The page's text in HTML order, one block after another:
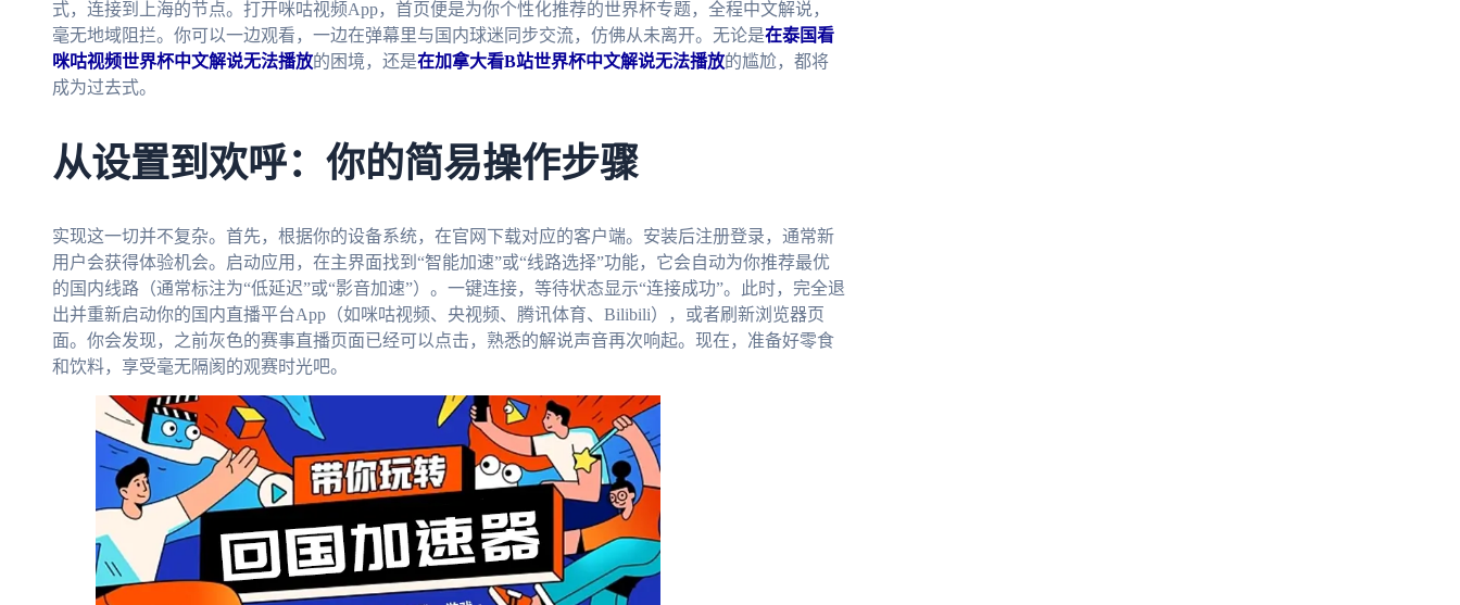
式，连接到上海的节点。打开咪咕视频App，首页便是为你个性化推荐的世界杯专题，全程中文解说，
毫无地域阻拦。你可以一边观看，一边在弹幕里与国内球迷同步交流，仿佛从未离开。无论是在泰国看
咪咕视频世界杯中文解说无法播放的困境，还是在加拿大看B站世界杯中文解说无法播放的尴尬，都将
成为过去式。
从设置到欢呼：你的简易操作步骤
实现这一切并不复杂。首先，根据你的设备系统，在官网下载对应的客户端。安装后注册登录，通常新
用户会获得体验机会。启动应用，在主界面找到“智能加速”或“线路选择”功能，它会自动为你推荐最优
的国内线路（通常标注为“低延迟”或“影音加速”）。一键连接，等待状态显示“连接成功”。此时，完全退
出并重新启动你的国内直播平台App（如咪咕视频、央视频、腾讯体育、Bilibili），或者刷新浏览器页
面。你会发现，之前灰色的赛事直播页面已经可以点击，熟悉的解说声音再次响起。现在，准备好零食
和饮料，享受毫无隔阂的观赛时光吧。